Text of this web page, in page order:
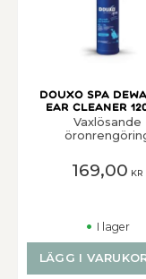
Douxo Spa
Ear Cleaner
Vaxlösande
169,00 KR
I lager
LÄGG I